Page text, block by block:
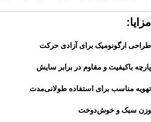
مزایا:
طراحی ارگونومیک برای آزادی حرکت
پارچه باکیفیت و مقاوم در برابر سایش
تهویه مناسب برای استفاده طولانی‌مدت
وزن سبک و خوش‌دوخت